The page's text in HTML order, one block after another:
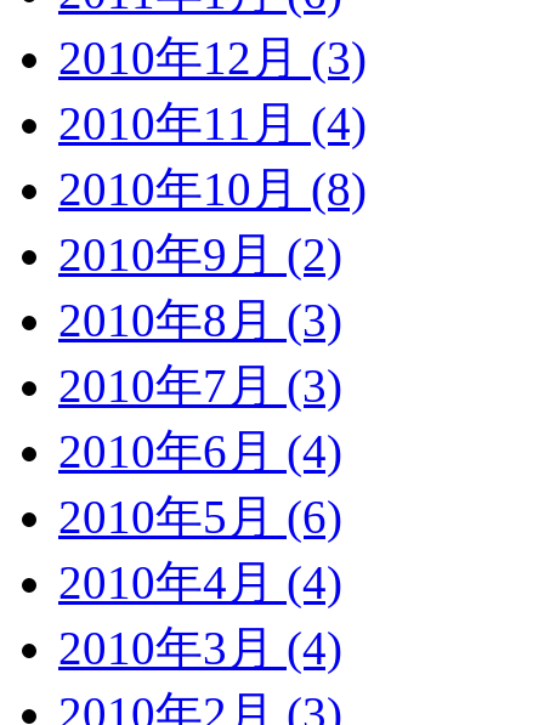
2010年12月 (3)
2010年11月 (4)
2010年10月 (8)
2010年9月 (2)
2010年8月 (3)
2010年7月 (3)
2010年6月 (4)
2010年5月 (6)
2010年4月 (4)
2010年3月 (4)
2010年2月 (3)